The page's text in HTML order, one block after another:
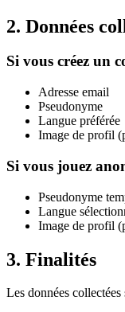
2. Données
Si vous créez un
Adresse email
Pseudonyme
Langue préférée
Image de profil
Si vous jouez
Pseudonyme
Langue
Image de profil
3. Finalités
Les données collectées